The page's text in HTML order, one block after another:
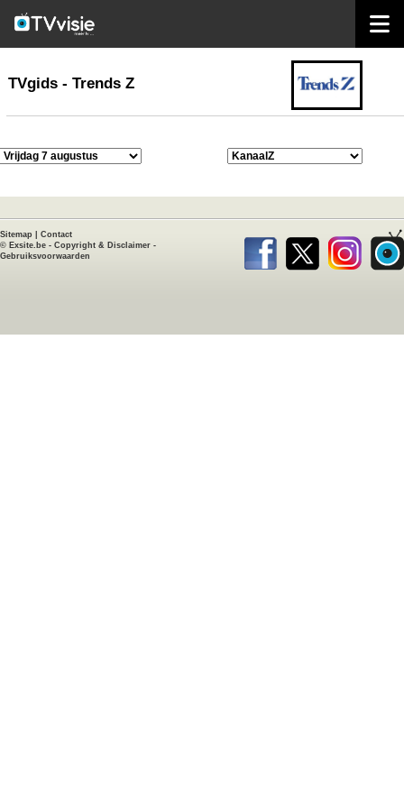
TVgids
TVgids - Trends Z
Sitemap
Contact
© Exsite.be - Copyright & Disclaimer -
Gebruiksvoorwaarden